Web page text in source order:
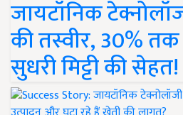
जायटॉनिक
की तस्वीर, 30%
सुधरी मिट्टी की सेहत!